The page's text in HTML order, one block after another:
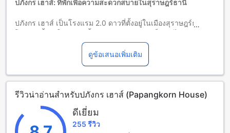
ปภังกร เฮาส์: ที่พักเพื่อความสะดวกสบายในสุราษฎร์ธานี
ปภังกร เฮาส์ เป็นโรงแรม 2.0 ดาวที่ตั้งอยู่ในเมืองสุราษฎร์ธานี
เอาท์ก่อนเวลา 12:30 น. โรงแรมสร้างขึ้นในปี 2013 และมีระยะ
ทางจากใจกลางเมืองเพียง 2.9 กิโลเมตร เพื่อให้คุณสามารถเดิน
ทางไปยังแหล่งท่องเที่ยวหรือสถานที่สำคัญอื่นๆ ได้อย่างง่ายดาย
โรงแรมปภังกร เฮาส์มีห้องพักทั้งหมด 20 ห้อง ที่มีการตกแต่งอย่าง
สวยงามและมีอุปกรณ์อำนวยความสะดวกครบครัน สำหรับเด็ก
อายุ 0-11 ปี โรงแรมนี้ยินยอมให้เข้าพักฟรี โดยไม่มีค่าใช้จ่ายเพิ่ม
เติม ทำให้คุณและครอบครัวสามารถมาพักผ่อนและสนุกได้อย่าง
อิสระ
ดูข้อเสนอเพิ่มเติม
รีวิวน่าอ่านสำหรับปภังกร เฮาส์ (Papangkorn House)
ดีเยี่ยม
255 รีวิว